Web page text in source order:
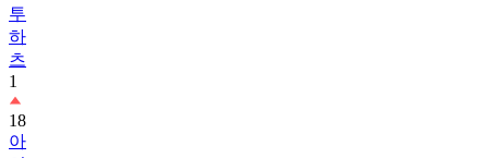
투
하
츠
1
18
아